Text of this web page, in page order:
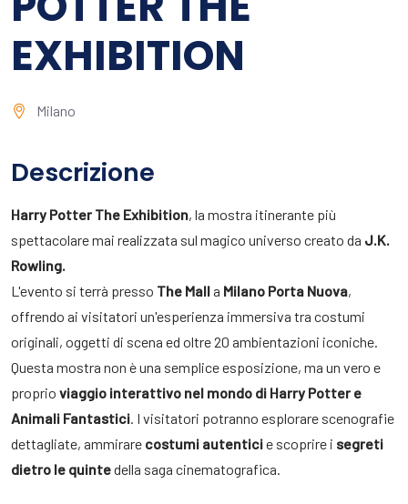
EXHIBITION
Milano
Descrizione
Harry Potter The Exhibition, la mostra itinerante più
spettacolare mai realizzata sul magico universo creato da J.K.
Rowling.
L'evento si terrà presso The Mall a Milano Porta Nuova,
offrendo ai visitatori un'esperienza immersiva tra costumi
originali, oggetti di scena ed oltre 20 ambientazioni iconiche.
Questa mostra non è una semplice esposizione, ma un vero e
proprio viaggio interattivo nel mondo di Harry Potter e
Animali Fantastici. I visitatori potranno esplorare scenografie
dettagliate, ammirare costumi autenticie scoprire i segreti
dietro le quintedella saga cinematografica.